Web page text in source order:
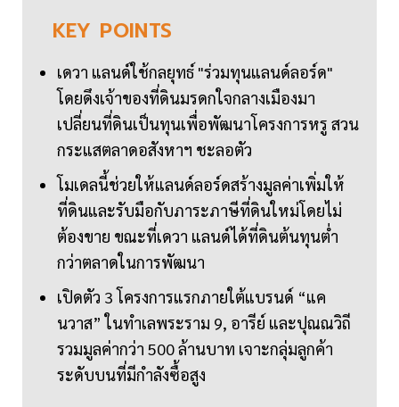
KEY POINTS
เดวา แลนด์ใช้กลยุทธ์ "ร่วมทุนแลนด์ลอร์ด"
โดยดึงเจ้าของที่ดินมรดกใจกลางเมืองมา
เปลี่ยนที่ดินเป็นทุนเพื่อพัฒนาโครงการหรู สวน
กระแสตลาดอสังหาฯ ชะลอตัว
โมเดลนี้ช่วยให้แลนด์ลอร์ดสร้างมูลค่าเพิ่มให้
ที่ดินและรับมือกับภาระภาษีที่ดินใหม่โดยไม่
ต้องขาย ขณะที่เดวา แลนด์ได้ที่ดินต้นทุนต่ำ
กว่าตลาดในการพัฒนา
เปิดตัว 3 โครงการแรกภายใต้แบรนด์ “แค
นวาส” ในทำเลพระราม 9, อารีย์ และปุณณวิถี
รวมมูลค่ากว่า 500 ล้านบาท เจาะกลุ่มลูกค้า
ระดับบนที่มีกำลังซื้อสูง